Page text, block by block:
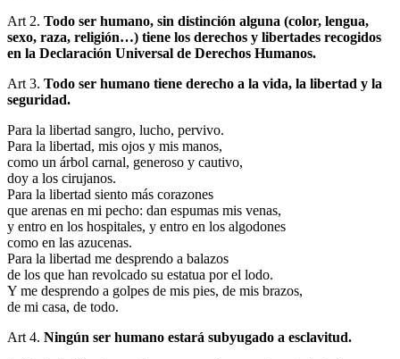
Art 2. Todo ser humano, sin distinción alguna (color, lengua,
sexo, raza, religión…) tiene los derechos y libertades recogidos
en la Declaración Universal de Derechos Humanos.
Art 3. Todo ser humano tiene derecho a la vida, la libertad y la
seguridad.
Para la libertad sangro, lucho, pervivo.
Para la libertad, mis ojos y mis manos,
como un árbol carnal, generoso y cautivo,
doy a los cirujanos.
Para la libertad siento más corazones
que arenas en mi pecho: dan espumas mis venas,
y entro en los hospitales, y entro en los algodones
como en las azucenas.
Para la libertad me desprendo a balazos
de los que han revolcado su estatua por el lodo.
Y me desprendo a golpes de mis pies, de mis brazos,
de mi casa, de todo.
Art 4. Ningún ser humano estará subyugado a esclavitud.